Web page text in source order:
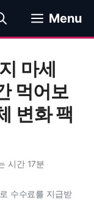
Menu
마세
먹어보
변화 팩
시간 17분
수수료를 지급받